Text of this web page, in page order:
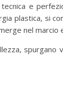
e
plastica, si
nel